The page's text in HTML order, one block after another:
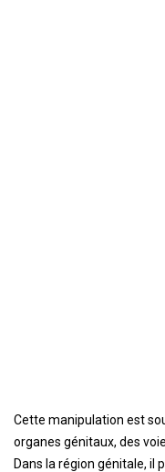
Cette manipulation est
organes génitaux, des
Dans la région génitale, il